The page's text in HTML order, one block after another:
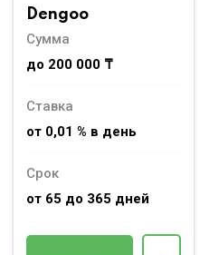
Dengoo
Сумма
до 200 000 ₸
Ставка
от 0,01 % в день
Срок
от 65 до 365 дней